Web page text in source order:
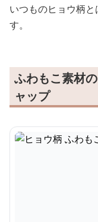
いつものヒョウ柄
す。
ふわもこ素材
ャップ